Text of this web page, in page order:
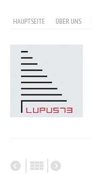
HAUPTSEITE ÜBER UNS